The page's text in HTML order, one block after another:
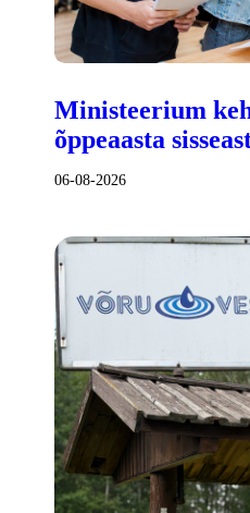
Ministeerium
õppeaasta
06-08-2026